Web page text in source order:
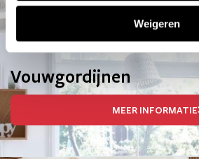
Weigeren
Vouwgordijnen
MEER INFORMATIE